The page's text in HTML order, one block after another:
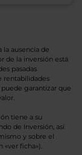
ausencia de
de la inversión está
pasadas
rentabilidades
garantizar que
tiene a su
de Inversión, así
y sobre el
«ver ficha»).